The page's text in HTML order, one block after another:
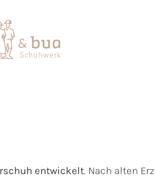
entwickelt. Nach alten